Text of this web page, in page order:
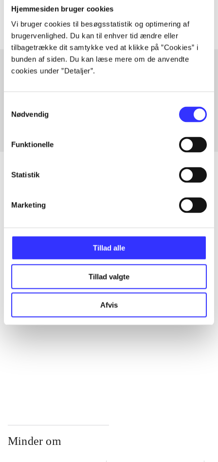
Hjemmesiden bruger cookies
Vi bruger cookies til besøgsstatistik og optimering af
brugervenlighed. Du kan til enhver tid ændre eller
tilbagetrække dit samtykke ved at klikke på ”Cookies” i
bunden af siden. Du kan læse mere om de anvendte
cookies under ”Detaljer”.
Nødvendig
Funktionelle
Statistik
Marketing
Tillad alle
Tillad valgte
Afvis
Artikler
Minder om